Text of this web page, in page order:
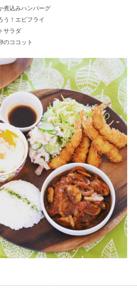
煮込みハンバーグ
う！エビフライ
サラダ
のココット